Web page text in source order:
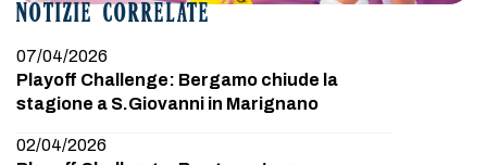
NOTIZIE CORRELATE
07/04/2026
Playoff Challenge: Bergamo chiude la
stagione a S.Giovanni in Marignano
02/04/2026